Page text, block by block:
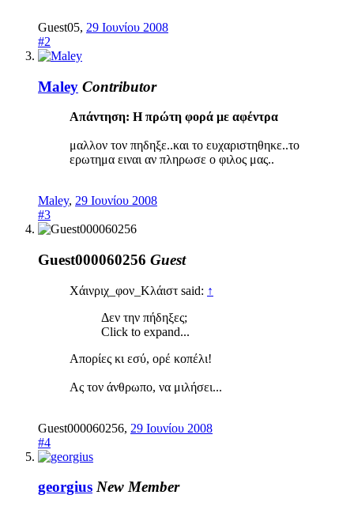
Guest05, 29 Ιουνίου 2008
#2
Maley Contributor
Απάντηση: Η πρώτη φορά με αφέντρα
μαλλον τον πηδηξε..και το ευχαριστηθηκε..το
ερωτημα ειναι αν πληρωσε ο φιλος μας..
Maley, 29 Ιουνίου 2008
#3
Guest000060256 Guest
Χάινριχ_φον_Κλάιστ said: ↑
Δεν την πήδηξες;
Click to expand...
Απορίες κι εσύ, ορέ κοπέλι!
Ας τον άνθρωπο, να μιλήσει...
Guest000060256, 29 Ιουνίου 2008
#4
georgius New Member